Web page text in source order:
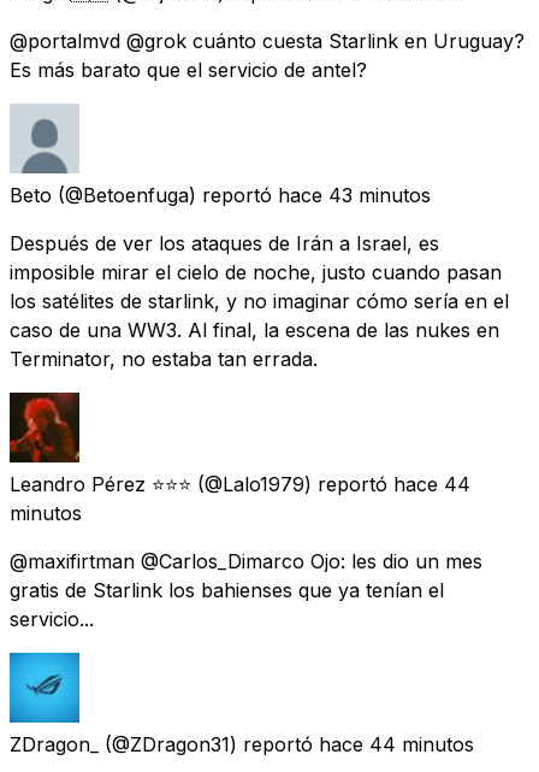
@portalmvd @grok cuánto cuesta Starlink en Uruguay?
Es más barato que el servicio de antel?
Beto (@Betoenfuga) reportó hace 43 minutos
Después de ver los ataques de Irán a Israel, es
imposible mirar el cielo de noche, justo cuando pasan
los satélites de starlink, y no imaginar cómo sería en el
caso de una WW3. Al final, la escena de las nukes en
Terminator, no estaba tan errada.
Leandro Pérez ⭐️⭐️⭐️ (@Lalo1979) reportó hace 44
minutos
@maxifirtman @Carlos_Dimarco Ojo: les dio un mes
gratis de Starlink los bahienses que ya tenían el
servicio...
ZDragon_ (@ZDragon31) reportó hace 44 minutos